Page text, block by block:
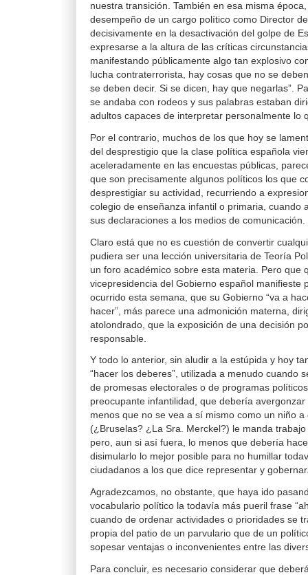
nuestra transición. También en esa misma
desempeño de un cargo político como Director
decisivamente en la desactivación del golpe de
expresarse a la altura de las críticas
manifestando públicamente algo tan explosivo
lucha contraterrorista, hay cosas que no se
se deben decir. Si se dicen, hay que negarlas”.
se andaba con rodeos y sus palabras estaban
adultos capaces de interpretar personalmente lo
Por el contrario, muchos de los que hoy se
del desprestigio que la clase política española
aceleradamente en las encuestas públicas,
que son precisamente algunos políticos los que
desprestigiar su actividad, recurriendo a
colegio de enseñanza infantil o primaria, cuando
sus declaraciones a los medios de comunicación.
Claro está que no es cuestión de convertir
pudiera ser una lección universitaria de Teoría
un foro académico sobre esta materia. Pero que
vicepresidencia del Gobierno español manifieste
ocurrido esta semana, que su Gobierno “va a
hacer”, más parece una admonición materna,
atolondrado, que la exposición de una decisión
responsable.
Y todo lo anterior, sin aludir a la estúpida y hoy
“hacer los deberes”, utilizada a menudo cuando
de promesas electorales o de programas
preocupante infantilidad, que debería avergonzar
menos que no se vea a sí mismo como un niño
(¿Bruselas? ¿La Sra. Merckel?) le manda
pero, aun si así fuera, lo menos que debería
disimularlo lo mejor posible para no humillar
ciudadanos a los que dice representar y
Agradezcamos, no obstante, que haya ido
vocabulario político la todavía más pueril frase
cuando de ordenar actividades o prioridades se
propia del patio de un parvulario que de un
sopesar ventajas o inconvenientes entre las
Para concluir, es necesario considerar que